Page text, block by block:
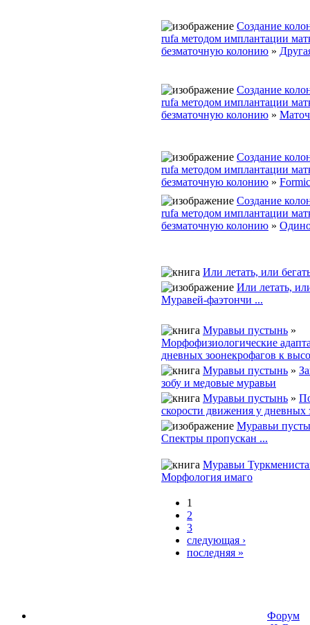
Создание
rufa методом имплантации
безматочную колонию »
Создание
rufa методом имплантации
безматочную колонию »
Создание
rufa методом имплантации
безматочную колонию »
Создание
rufa методом имплантации
безматочную колонию »
Или летать, или
Или летать,
Муравей-фаэтончи ...
Муравьи пустынь »
Морфофизиологические
дневных зоонекрофагов к
Муравьи пустынь »
зобу и медовые муравьи
Муравьи пустынь »
скорости движения у дневных
Муравьи
Спектры пропускан ...
Муравьи
Морфология имаго
1
2
3
следующая ›
последняя »
Форум